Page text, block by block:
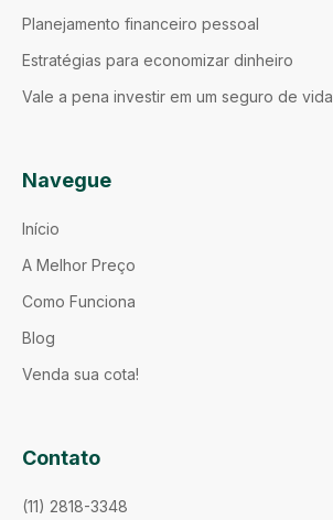
Planejamento financeiro pessoal
Estratégias para economizar dinheiro
Vale a pena investir em um seguro de vida
Navegue
Início
A Melhor Preço
Como Funciona
Blog
Venda sua cota!
Contato
(11) 2818-3348